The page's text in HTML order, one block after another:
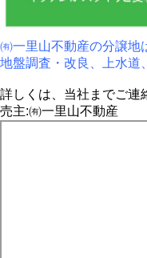
㈲一里山不動産の分譲地
地盤調査・改良、上水道
詳しくは、当社までご連
売主:㈲一里山不動産